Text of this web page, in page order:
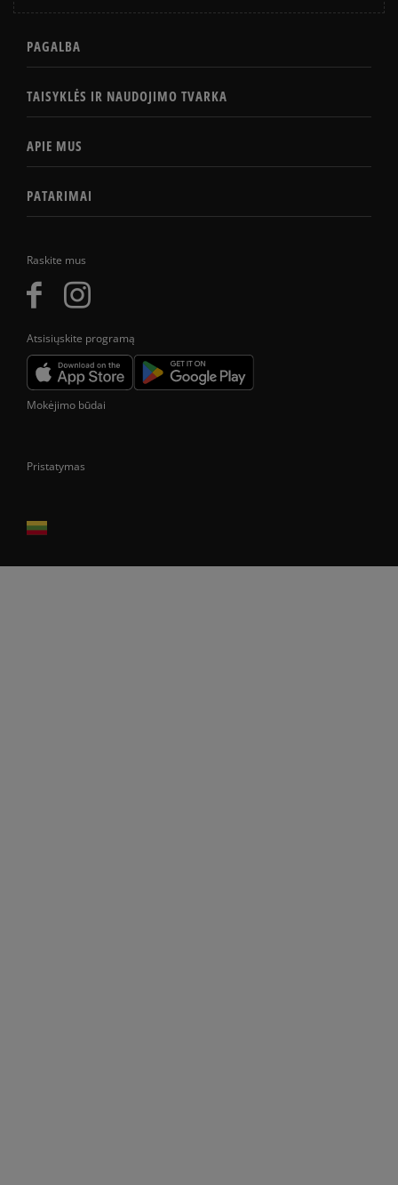
Raskite mus
Atsisiųskite programą
PAGALBA
TAISYKLĖS IR NAUDOJIMO TVARKA
APIE MUS
PATARIMAI
Mokėjimo būdai
Pristatymas